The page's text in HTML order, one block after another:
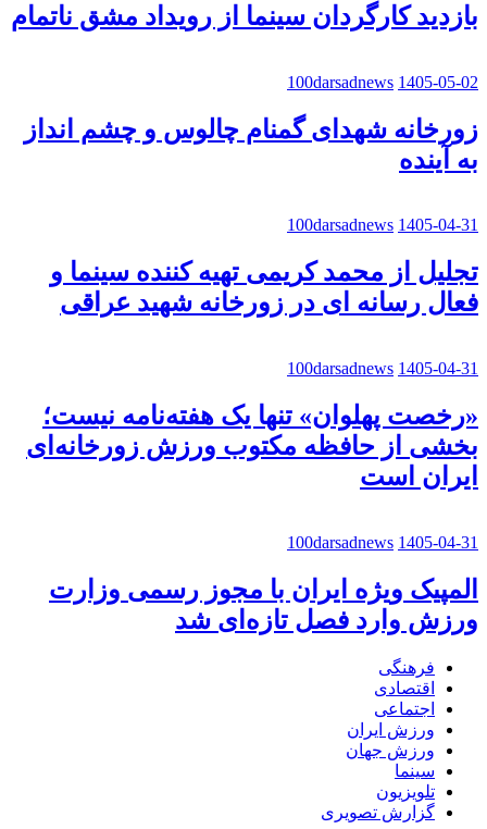
بازدید کارگردان سینما از رویداد مشق ناتمام
100darsadnews 1405-05-02
زورخانه شهدای گمنام چالوس و چشم انداز
به آینده
100darsadnews 1405-04-31
تجلیل از محمد کریمی تهیه کننده سینما و
فعال رسانه ای در زورخانه شهید عراقی
100darsadnews 1405-04-31
«رخصت پهلوان» تنها یک هفته‌نامه نیست؛
بخشی از حافظه مکتوب ورزش زورخانه‌ای
ایران است
100darsadnews 1405-04-31
المپیک ویژه ایران با مجوز رسمی وزارت
ورزش وارد فصل تازه‌ای شد
فرهنگی
اقتصادی
اجتماعی
ورزش ایران
ورزش جهان
سینما
تلویزیون
گزارش تصویری